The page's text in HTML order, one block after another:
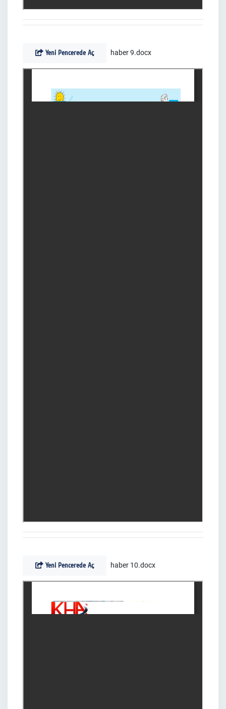
Yeni Pencerede Aç haber 9.docx
Yeni Pencerede Aç haber 10.docx